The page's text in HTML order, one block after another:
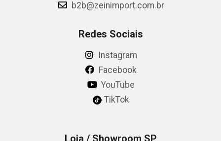
b2b@zeinimport.com.br
Redes Sociais
Instagram
Facebook
YouTube
TikTok